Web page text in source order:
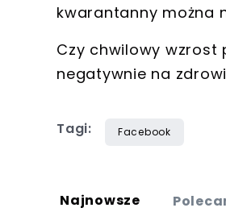
kwarantanny można
Czy chwilowy wzrost
negatywnie na
Tagi: Facebook
Najnowsze